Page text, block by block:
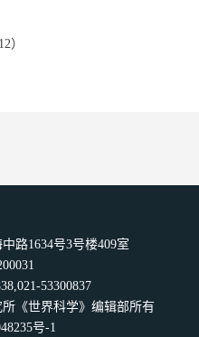
）
路1634号3号楼409室
53300837
《世界科学》编辑部所有
号-1